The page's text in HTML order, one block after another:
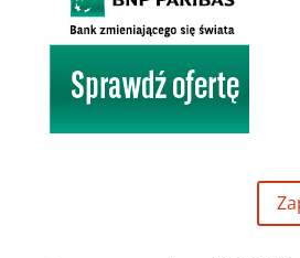
Gazowy
ogrzewacz
tarasowy